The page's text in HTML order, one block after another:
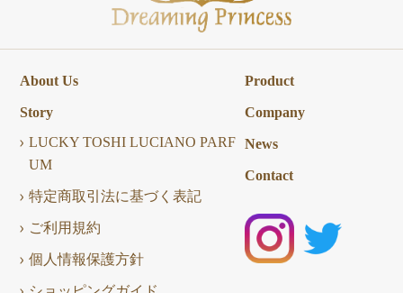
About Us
Story
LUCKY TOSHI LUCIANO PARF
UM
特定商取引法に基づく表記
ご利用規約
個人情報保護方針
Product
Company
News
Contact